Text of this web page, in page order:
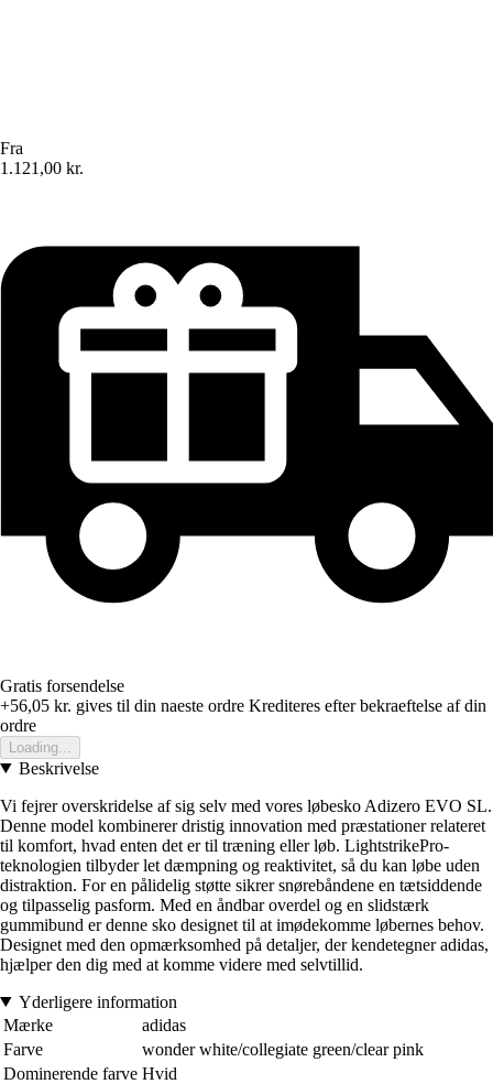
Fra
1.121,00 kr.
Gratis forsendelse
+56,05 kr. gives til din naeste ordre Krediteres efter bekraeftelse af din
ordre
Loading...
Beskrivelse
Vi fejrer overskridelse af sig selv med vores løbesko Adizero EVO SL.
Denne model kombinerer dristig innovation med præstationer relateret
til komfort, hvad enten det er til træning eller løb. LightstrikePro-
teknologien tilbyder let dæmpning og reaktivitet, så du kan løbe uden
distraktion. For en pålidelig støtte sikrer snørebåndene en tætsiddende
og tilpasselig pasform. Med en åndbar overdel og en slidstærk
gummibund er denne sko designet til at imødekomme løbernes behov.
Designet med den opmærksomhed på detaljer, der kendetegner adidas,
hjælper den dig med at komme videre med selvtillid.
Yderligere information
Mærke
adidas
Farve
wonder white/collegiate green/clear pink
Dominerende farve Hvid